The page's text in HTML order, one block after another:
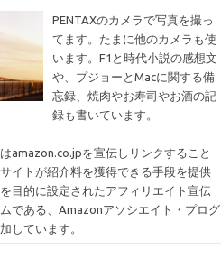
PENTAXのカメラで写真を撮っ
てます。たまに他のカメラも使
います。F1と時代小説の感想文
や、プジョーとMacに関する備
忘録、焼肉やお寿司やお酒の記
録も書いています。
amazon.co.jpを宣伝しリンクすること
イトが紹介料を獲得できる手段を提供
目的に設定されたアフィリエイト宣伝
である、Amazonアソシエイト・プログ
しています。